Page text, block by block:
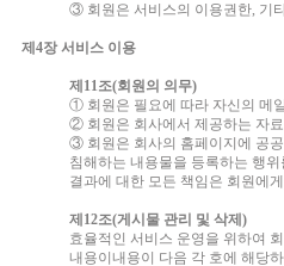
③ 회원은 서비스의 이용권한, 기
제4장 서비스 이용
제11조(회원의 의무)
① 회원은 필요에 따라 자신의 메
② 회원은 회사에서 제공하는 자
③ 회원은 회사의 홈페이지에 공
침해하는 내용물을 등록하는 행
결과에 대한 모든 책임은 회원에
제12조(게시물 관리 및 삭제)
효율적인 서비스 운영을 위하여
내용이내용이 다음 각 호에 해당